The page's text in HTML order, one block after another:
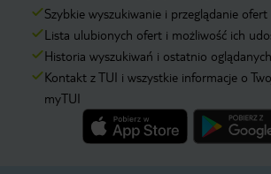
Szybkie wyszukiwanie i przeglądanie ofert
Lista ulubionych ofert i możliwość ich
Historia wyszukiwań i ostatnio
Kontakt z TUI i wszystkie informacje o
myTUI